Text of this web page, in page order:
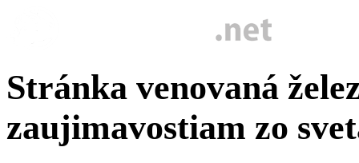
Stránka venovaná
zaujimavostiam zo